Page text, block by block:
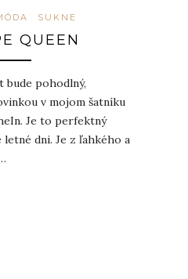
SUKNE
QUEEN
bude pohodlný,
v mojom šatníku
Je to perfektný
letné dni. Je z ľahkého a